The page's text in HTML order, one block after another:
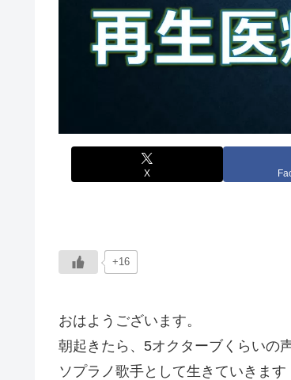
X
+16
おはようございます。
朝起きたら、5オクターブくらいの
ソプラノ歌手として生きていきます